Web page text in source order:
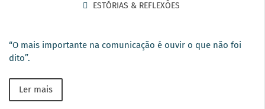
ESTÓRIAS & REFLEXÕES
“O mais importante na comunicação é ouvir o que não foi
dito”.
Ler mais